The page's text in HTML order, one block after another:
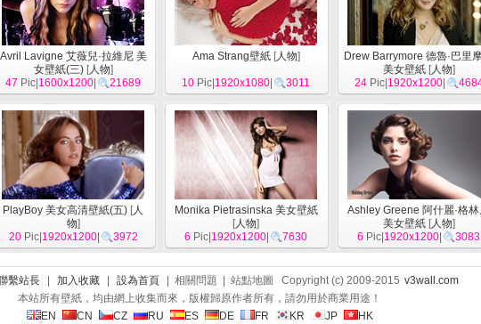
Avril Lavigne 艾薇兒·拉維尼 美
女壁紙(三)[人物]
47 Pic| 1600x1200 21689
Ama Strang壁紙[人物]
10 Pic| 1920x1080 3011
Drew Barrymore 德魯·巴里
美女壁紙[人物]
24Pic| 1920x1200|
PlayBoy 美女高清壁紙(五) [人
物]
20Pic| 1920x1200| 3972
Monika Pietrasinska 美女壁紙
[人物]
6 Pic| 1920x1200 7630
Ashley Greene 阿什麗·格
美女壁紙[人物]
6 Pic| 1920x1200 3083
繫站長 加入收藏 設為首頁 | 相關問題 | 站點地圖 Copyright (c) 2009-2015 v3wall.com
本站所有壁紙，均由網上收集而來，版權歸原作者所有，請勿用於商業用途！
EN
CN CZ RU ES DE FR KR JP HK